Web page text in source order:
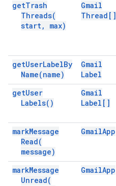
getTrash
Threads(
start, max)
Gmail
Thread[]
getUserLabelBy
Name(name)
Gmail
Label
getUser
Labels( )
Gmail
Label[]
markMessage
Read(
message)
GmailApp
markMessage
Unread(
GmailApp